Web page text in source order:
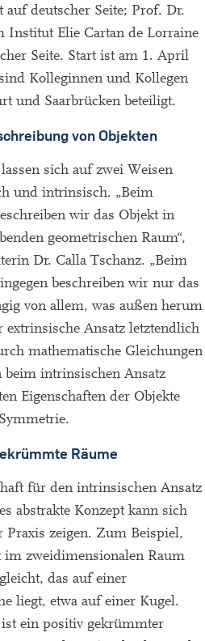
deutscher Seite; Prof. Dr.
Institut Elie Cartan de Lorraine
Seite. Start ist am 1. April
Kolleginnen und Kollegen
und Saarbrücken beteiligt.
von Objekten
sich auf zwei Weisen
und intrinsisch. „Beim
wir das Objekt in
geometrischen Raum“,
Dr. Calla Tschanz. „Beim
beschreiben wir nur das
von allem, was außen herum
extrinsische Ansatz letztendlich
mathematische Gleichungen
beim intrinsischen Ansatz
Eigenschaften der Objekte
Räume
für den intrinsischen Ansatz
abstrakte Konzept kann sich
Praxis zeigen. Zum Beispiel,
zweidimensionalen Raum
das auf einer
liegt, etwa auf einer Kugel.
ist ein positiv gekrümmter